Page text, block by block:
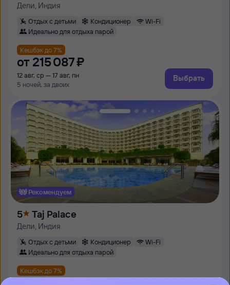
Дели, Индия
Отдых с детьми Кондиционер
Wi-Fi
Идеально для отдыха парой
Кешбэк до 7%
от 215 ⁠087 ⁠₽
12 авг, ср — 17 авг, пн
5 ночей, за двоих
Выбрать
Рекомендуем
5 Taj Palace
Дели, Индия
Отдых с детьми Кондиционер
Wi-Fi
Идеально для отдыха парой
Кешбэк до 7%